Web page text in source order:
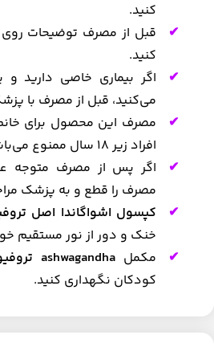
کنید.
قبل از مصرف توضیحات
کنید.
اگر بیماری خاصی دارید
می‌کنید، قبل از مصرف با
مصرف این محصول برای
افراد زیر 18 سال ممنوع می‌باشد.
اگر پس از مصرف متوجه
مصرف را قطع و به پزشک
کپسول اشواگاندا اصل
خنک و دور از نور مستقیم
مکملashwagandha تروفیول
کودکان نگهداری کنید.